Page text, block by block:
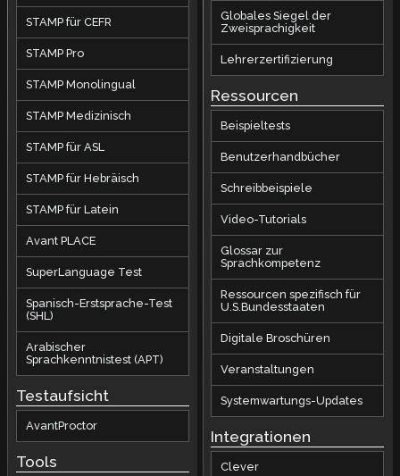
STAMP für CEFR
STAMP Pro
STAMP Monolingual
STAMP Medizinisch
STAMP für ASL
STAMP für Hebräisch
STAMP für Latein
Avant PLACE
SuperLanguage Test
Spanisch-Erstsprache-Test
(SHL)
Arabischer
Sprachkenntnistest (APT)
Testaufsicht
AvantProctor
Tools
Globales Siegel der
Zweisprachigkeit
Lehrerzertifizierung
Ressourcen
Beispieltests
Benutzerhandbücher
Schreibbeispiele
Video-Tutorials
Glossar zur
Sprachkompetenz
Ressourcen spezifisch für
U.S.Bundesstaaten
Digitale Broschüren
Veranstaltungen
Systemwartungs-Updates
Integrationen
Clever